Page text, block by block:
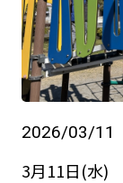
2026/03/11
3月11日(水)